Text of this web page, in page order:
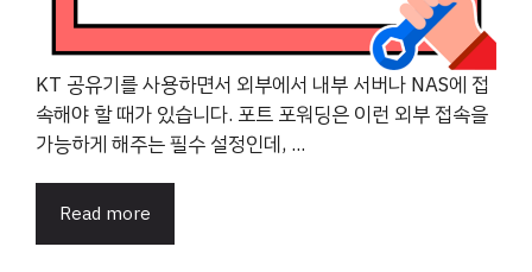
KT 공유기를 사용하면서 외부에서 내부 서버나 NAS에 접
속해야 할 때가 있습니다. 포트 포워딩은 이런 외부 접속을
가능하게 해주는 필수 설정인데, ...
Read more